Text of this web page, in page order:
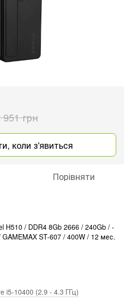
951 грн
коли з'явиться
Порівняти
/ DDR4 8Gb 2666 / 240Gb / -
ST-607 / 400W / 12 мес.
i5-10400 (2.9 - 4.3 ГГц)